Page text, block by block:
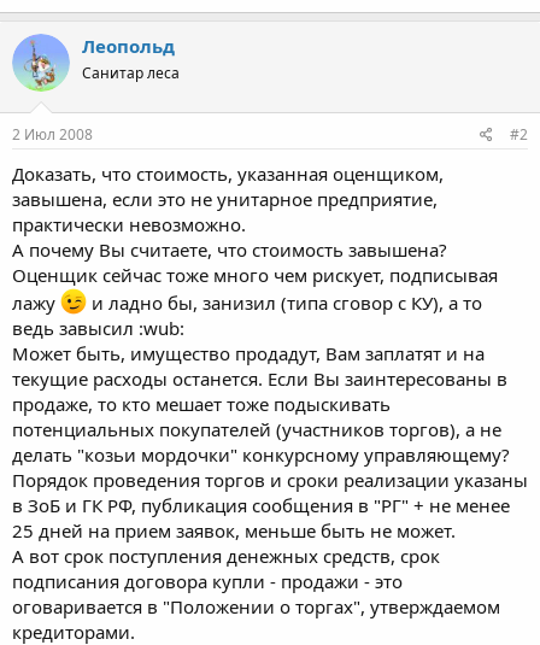
Леопольд
Санитар леса
2 Июл 2008 #2
Доказать, что стоимость, указанная оценщиком,
завышена, если это не унитарное предприятие,
практически невозможно.
А почему Вы считаете, что стоимость завышена?
Оценщик сейчас тоже много чем рискует, подписывая
лажу
и ладно бы, занизил (типа сговор с КУ), а то
ведь завысил :wub:
Может быть, имущество продадут, Вам заплатят и на
текущие расходы останется. Если Вы заинтересованы в
продаже, то кто мешает тоже подыскивать
потенциальных покупателей (участников торгов), а не
делать "козьи мордочки" конкурсному управляющему?
Порядок проведения торгов и сроки реализации указаны
в ЗоБ и ГК РФ, публикация сообщения в "РГ" + не менее
25 дней на прием заявок, меньше быть не может.
А вот срок поступления денежных средств, срок
подписания договора купли - продажи - это
оговаривается в "Положении о торгах", утверждаемом
кредиторами.